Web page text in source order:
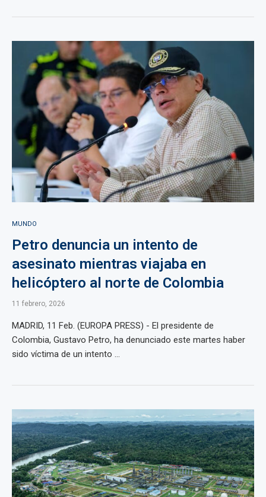
MUNDO
Petro denuncia un intento de
asesinato mientras viajaba en
helicóptero al norte de Colombia
11 febrero, 2026
MADRID, 11 Feb. (EUROPA PRESS) - El presidente de
Colombia, Gustavo Petro, ha denunciado este martes haber
sido víctima de un intento ...